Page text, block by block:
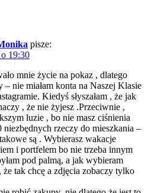
pisze:
19:30
mnie życie na pokaz , dlatego
– nie miałam konta na Naszej Klasie
Kiedyś słyszałam , że jak
, że nie żyjesz .Przeciwnie ,
luzie , bo nie masz ciśnienia
niezbędnych rzeczy do mieszkania –
są . Wybierasz wakacje
i portfelem bo nie trzeba innym
pod palmą, a jak wybieram
że tak chcę a zdjęcia zobaczy tylko